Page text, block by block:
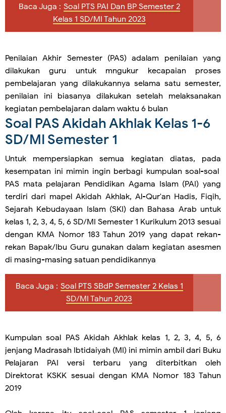
Baca Juga : Soal PTS PAI Dan BP Semester 2
Kelas 1 SD/MI Tahun 2023
Penilaian Akhir Semester (PAS) adalam penilaian yang
dilakukan guru untuk mngukur kecapaian proses
pembelajaran yang dilakukannya selama satu semester,
penilaian ini biasanya dilakukan setelah melaksanakan
kegiatan pembelajaran dalam waktu 6 bulan
Soal PAS Akidah Akhlak Kelas 1-6
SD/MI Semester 1
Untuk mempersiapkan semua kegiatan diatas, pada
kesempatan ini mimin ingin berbagi kumpulan soal-soal
PAS mata pelajaran Pendidikan Agama Islam (PAI) yang
terdiri dari mapel Akidah Akhlak, Al-Qur'an Hadis, Fiqih,
Sejarah Kebudayaan Islam (SKI) dan Bahasa Arab untuk
kelas 1, 2, 3, 4, 5, 6 SD/MI Semester 1 Kurikulum 2013 sesuai
dengan KMA Nomor 183 Tahun 2019 yang dapat rekan-
rekan Bapak/Ibu Guru gunakan dalam kegiatan asesmen
di masing-masing satuan pendidikannya
Baca Juga : Soal PTS SBdP Semester 2 Kelas 1
SD/MI Tahun 2023
Kumpulan soal PAS Akidah Akhlak kelas 1, 2, 3, 4, 5, 6
jenjang Madrasah Ibtidaiyah (MI) ini mimin ambil dari Buku
Pelajaran PAI versi terbaru yang diterbitkan oleh
Direktorat KSKK sesuai dengan KMA Nomor 183 Tahun
2019